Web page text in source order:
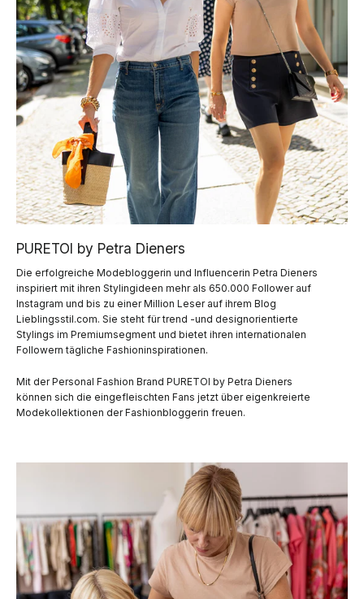
PURETOI by Petra Dieners
Die erfolgreiche Modebloggerin und Influencerin Petra Dieners
inspiriert mit ihren Stylingideen mehr als 650.000 Follower auf
Instagram und bis zu einer Million Leser auf ihrem Blog
Lieblingsstil.com. Sie steht für trend -und designorientierte
Stylings im Premiumsegment und bietet ihren internationalen
Followern tägliche Fashioninspirationen.
Mit der Personal Fashion Brand PURETOI by Petra Dieners
können sich die eingefleischten Fans jetzt über eigenkreierte
Modekollektionen der Fashionbloggerin freuen.